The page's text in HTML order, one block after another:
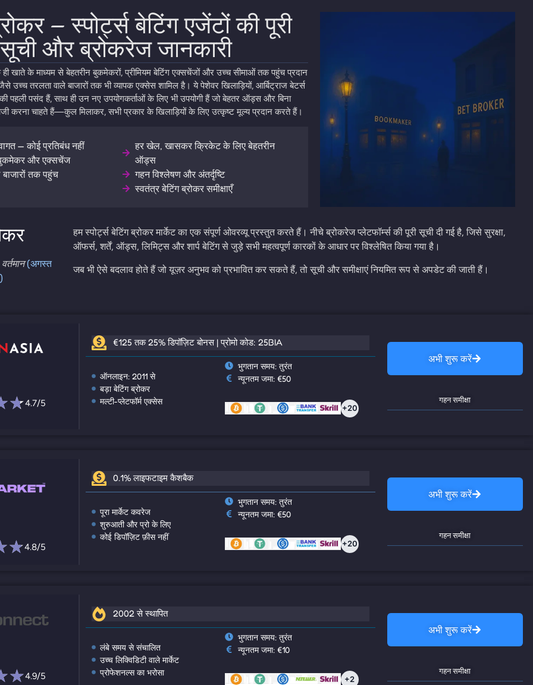
– स्पोर्ट्स बेटिंग एजेंटों की पूरी
सूची और ब्रोकरेज जानकारी
खाते के माध्यम से बेहतरीन बुकमेकरों, प्रीमियम बेटिंग एक्सचेंजों और उच्च सीमाओं तक पहुंच प्रदान
तरलता वाले बाजारों तक भी व्यापक एक्सेस शामिल है। ये पेशेवर खिलाड़ियों, आर्बिट्राज बेटर्स
पहली पसंद हैं, साथ ही उन नए उपयोगकर्ताओं के लिए भी उपयोगी हैं जो बेहतर ऑड्स और बिना
करना चाहते हैं—कुल मिलाकर, सभी प्रकार के खिलाड़ियों के लिए उत्कृष्ट मूल्य प्रदान करते हैं।
— कोई प्रतिबंध नहीं
और एक्सचेंज
तक पहुंच
हर खेल, खासकर क्रिकेट के लिए बेहतरीन
ऑड्स
गहन विश्लेषण और अंतर्दृष्टि
स्वतंत्र बेटिंग ब्रोकर समीक्षाएँ
(अगस्त
हम स्पोर्ट्स बेटिंग ब्रोकर मार्केट का एक संपूर्ण ओवरव्यू प्रस्तुत करते हैं। नीचे ब्रोकरेज प्लेटफॉर्म्स की पूरी सूची दी गई है, जिसे सुरक्षा,
ऑफर्स, शर्तें, ऑड्स, लिमिट्स और शार्प बेटिंग से जुड़े सभी महत्वपूर्ण कारकों के आधार पर विश्लेषित किया गया है।
जब भी ऐसे बदलाव होते हैं जो यूज़र अनुभव को प्रभावित कर सकते हैं, तो सूची और समीक्षाएं नियमित रूप से अपडेट की जाती हैं।
4.7/5
€125 तक 25% डिपॉज़िट बोनस | प्रोमो कोड: 25BIA
ऑनलाइन: 2011 से
बड़ा बेटिंग ब्रोकर
मल्टी-प्लेटफॉर्म एक्सेस
भुगतान समय: तुरंत
न्यूनतम जमा: €50
+20
अभी शुरू करें
गहन समीक्षा
4.8/5
0.1% लाइफटाइम कैशबैक
पूरा मार्केट कवरेज
शुरुआती और प्रो के लिए
कोई डिपॉज़िट फ़ीस नहीं
भुगतान समय: तुरंत
न्यूनतम जमा: €50
+20
अभी शुरू करें
गहन समीक्षा
4.9/5
2002 से स्थापित
लंबे समय से संचालित
उच्च लिक्विडिटी वाले मार्केट
प्रोफेशनल्स का भरोसा
भुगतान समय: तुरंत
न्यूनतम जमा: €10
+2
अभी शुरू करें
गहन समीक्षा